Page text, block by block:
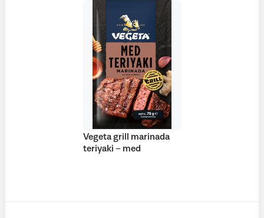
Vegeta grill marinada
teriyaki – med